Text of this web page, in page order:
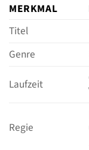
MERKMAL
Titel
Genre
Laufzeit
Regie